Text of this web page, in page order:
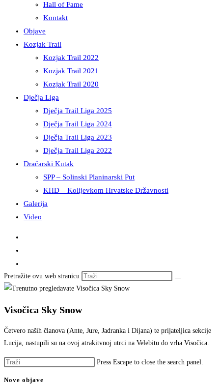
Hall of Fame
Kontakt
Objave
Kozjak Trail
Kozjak Trail 2022
Kozjak Trail 2021
Kozjak Trail 2020
Dječja Liga
Dječja Trail Liga 2025
Dječja Trail Liga 2024
Dječja Trail Liga 2023
Dječja Trail Liga 2022
Dračarski Kutak
SPP – Solinski Planinarski Put
KHD – Kolijevkom Hrvatske Državnosti
Galerija
Video
Pretražite ovu web stranicu
Visočica Sky Snow
Četvero naših članova (Ante, Jure, Jadranka i Dijana) te prijateljica sekcije
Lucija, nastupili su na ovoj atrakitvnoj utrci na Velebitu do vrha Visočica.
Press Escape to close the search panel.
Nove objave